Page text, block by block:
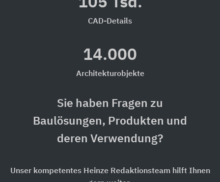
CAD-Details
14.000
Architekturobjekte
Sie haben Fragen zu
Baulösungen, Produkten und
deren Verwendung?
Unser kompetentes Heinze Redaktionsteam hilft Ihnen